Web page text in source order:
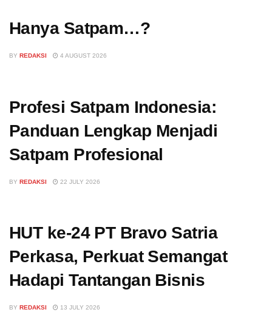
Hanya Satpam…?
BY REDAKSI 4 AUGUST 2026
Profesi Satpam Indonesia:
Panduan Lengkap Menjadi
Satpam Profesional
BY REDAKSI 22 JULY 2026
HUT ke-24 PT Bravo Satria
Perkasa, Perkuat Semangat
Hadapi Tantangan Bisnis
BY REDAKSI 13 JULY 2026